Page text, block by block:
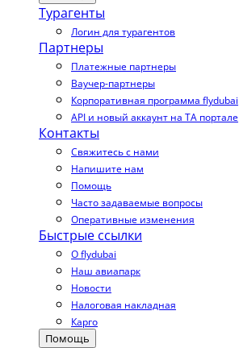
Турагенты
Логин для турагентов
Партнеры
Платежные партнеры
Ваучер-партнеры
Корпоративная программа flydubai
API и новый аккаунт на TA портале
Контакты
Свяжитесь с нами
Напишите нам
Помощь
Часто задаваемые вопросы
Оперативные изменения
Быстрые ссылки
О flydubai
Наш авиапарк
Новости
Налоговая накладная
Карго
Помощь